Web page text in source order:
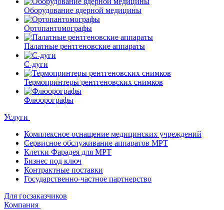
Оборудование ядерной медицины
Ортопантомографы
Палатные рентгеновские аппараты
С-дуги
Термопринтеры рентгеновских снимков
Флюорографы
Услуги
Комплексное оснащение медицинских учреждений
Сервисное обслуживание аппаратов МРТ
Клетки Фарадея для МРТ
Бизнес под ключ
Контрактные поставки
Государственно-частное партнерство
Для госзаказчиков
Компания